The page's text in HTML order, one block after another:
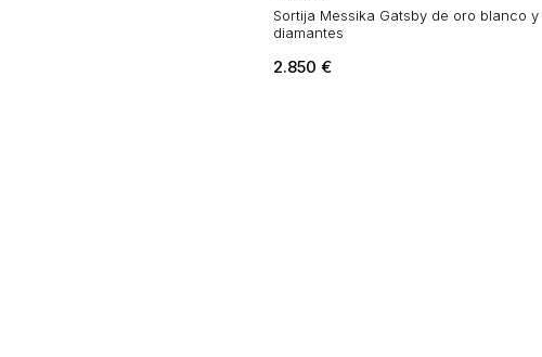
Sortija Messika Gatsby de oro blanco y
diamantes
2.850 €